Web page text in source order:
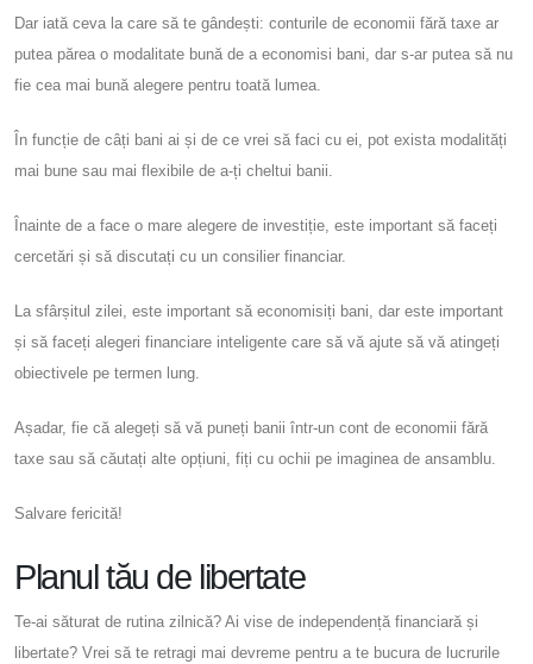
Dar iată ceva la care să te gândești: conturile de economii fără taxe ar
putea părea o modalitate bună de a economisi bani, dar s-ar putea să nu
fie cea mai bună alegere pentru toată lumea.
În funcție de câți bani ai și de ce vrei să faci cu ei, pot exista modalități
mai bune sau mai flexibile de a-ți cheltui banii.
Înainte de a face o mare alegere de investiție, este important să faceți
cercetări și să discutați cu un consilier financiar.
La sfârșitul zilei, este important să economisiți bani, dar este important
și să faceți alegeri financiare inteligente care să vă ajute să vă atingeți
obiectivele pe termen lung.
Așadar, fie că alegeți să vă puneți banii într-un cont de economii fără
taxe sau să căutați alte opțiuni, fiți cu ochii pe imaginea de ansamblu.
Salvare fericită!
Planul tău de libertate
Te-ai săturat de rutina zilnică? Ai vise de independență financiară și
libertate? Vrei să te retragi mai devreme pentru a te bucura de lucrurile